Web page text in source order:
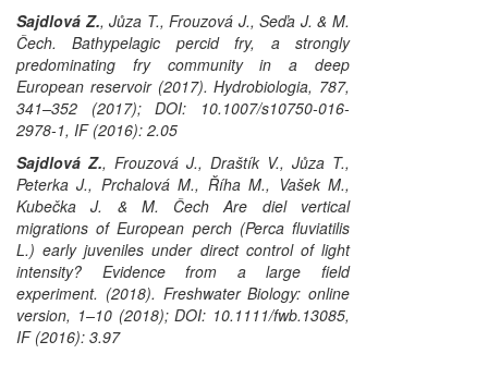
Sajdlová Z., Jůza T., Frouzová J., Seďa J. & M.
Čech. Bathypelagic percid fry, a strongly
predominating fry community in a deep
European reservoir (2017).Hydrobiologia, 787,
341–352 (2017); DOI: 10.1007/s10750-016-
2978-1, IF (2016): 2.05
Sajdlová Z., Frouzová J., Draštík V., Jůza T.,
Peterka J., Prchalová M., Říha M., Vašek M.,
Kubečka J. & M. Čech Are diel vertical
migrations of European perch (Perca fluviatilis
L.) early juveniles under direct control of light
intensity? Evidence from a large field
experiment. (2018). Freshwater Biology: online
version, 1–10 (2018); DOI: 10.1111/fwb.13085,
IF (2016): 3.97